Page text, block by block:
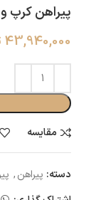
پیراهن کرپ
43,940,000
مقایسه
دسته: پیراهن,